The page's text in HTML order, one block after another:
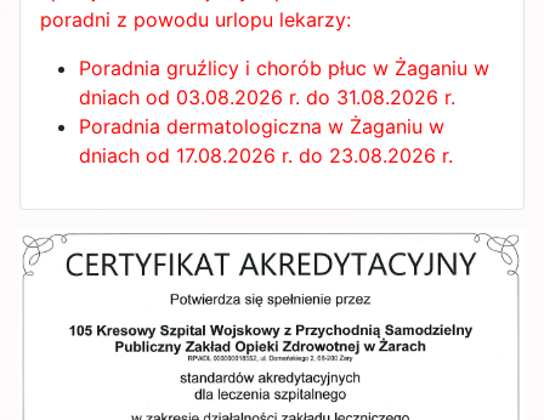
poradni z powodu urlopu lekarzy:
Poradnia gruźlicy i chorób płuc w Żaganiu w
dniach od 03.08.2026 r. do 31.08.2026 r.
Poradnia dermatologiczna w Żaganiu w
dniach od 17.08.2026 r. do 23.08.2026 r.